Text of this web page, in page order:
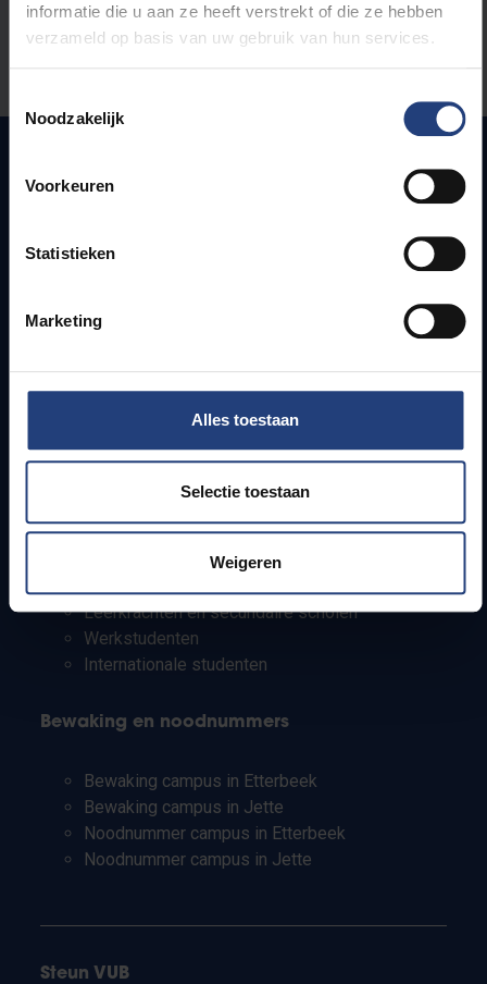
informatie die u aan ze heeft verstrekt of die ze hebben
verzameld op basis van uw gebruik van hun services.
Noodzakelijk
Voorkeuren
Statistieken
Marketing
Alles toestaan
Selectie toestaan
Weigeren
Stond er een fout op deze pagina?
Webmail
Campusfaciliteiten
Info voor
Studenten
Leerkrachten en secundaire scholen
Werkstudenten
Internationale studenten
Bewaking en noodnummers
Bewaking campus in Etterbeek
Bewaking campus in Jette
Noodnummer campus in Etterbeek
Noodnummer campus in Jette
Steun VUB